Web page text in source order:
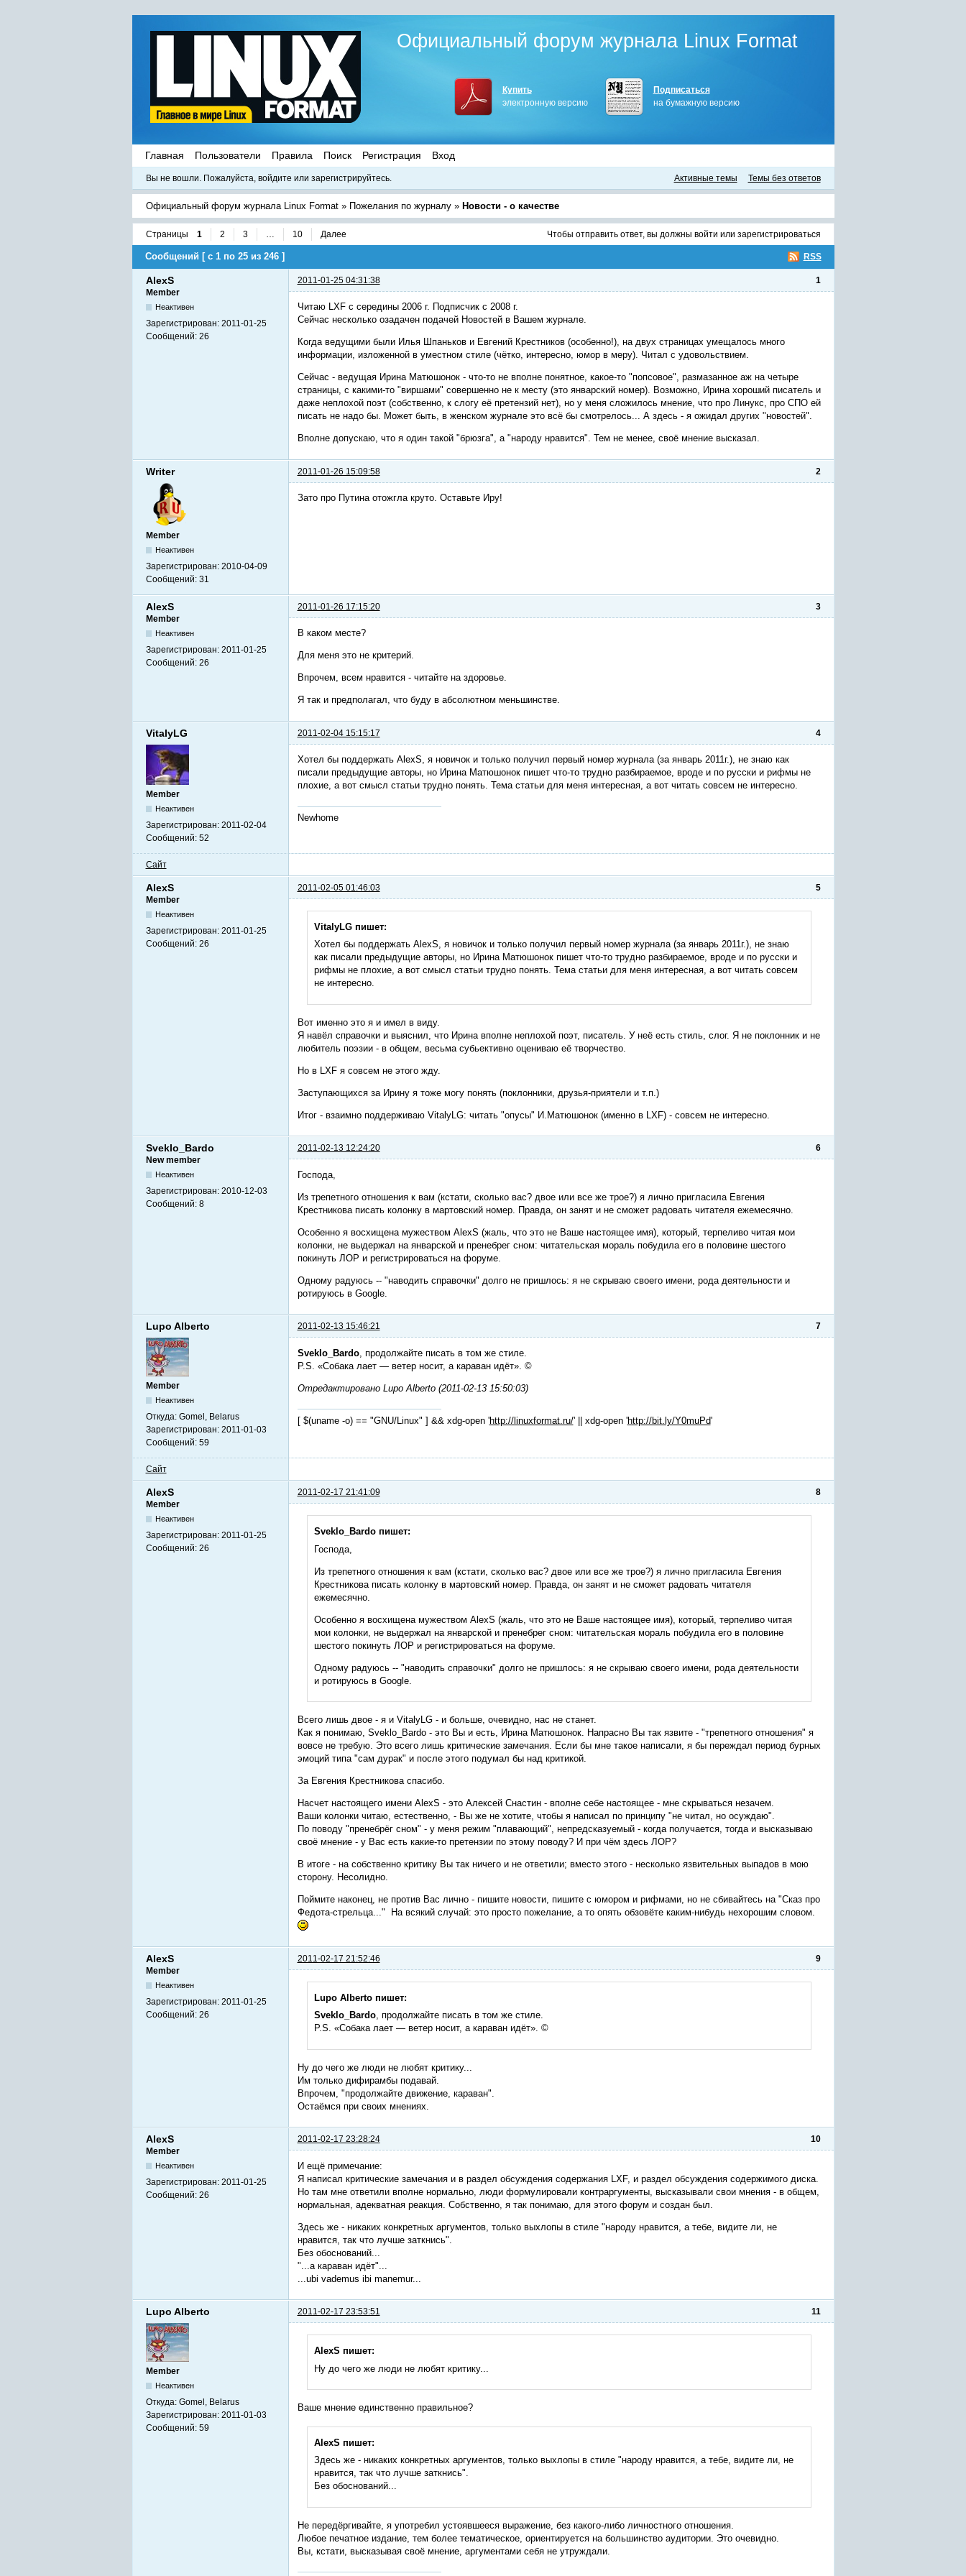
Официальный форум журнала Linux Format
Купить
электронную версию
Подписаться
на бумажную версию
Главная Пользователи Правила Поиск Регистрация Вход
Вы не вошли. Пожалуйста, войдите или зарегистрируйтесь. Активные темы Темы без ответов
Официальный форум журнала Linux Format » Пожелания по журналу » Новости - о качестве
Страницы 1 2 3 10 Далее Чтобы отправить ответ, вы должны войти или зарегистрироваться
RSS
Сообщений [ с 1 по 25 из 246 ]
1
AlexS
2011-01-25 04:31:38
Member
Неактивен
Зарегистрирован: 2011-01-25
Сообщений: 26
Читаю LXF с середины 2006 г. Подписчик с 2008 г.
Сейчас несколько озадачен подачей Новостей в Вашем журнале.
Когда ведущими были Илья Шпаньков и Евгений Крестников (особенно!), на двух страницах умещалось много
информации, изложенной в уместном стиле (чётко, интересно, юмор в меру). Читал с удовольствием.
Сейчас - ведущая Ирина Матюшонок - что-то не вполне понятное, какое-то "попсовое", размазанное аж на четыре
страницы, с какими-то "виршами" совершенно не к месту (это январский номер). Возможно, Ирина хороший писатель и
даже неплохой поэт (собственно, к слогу её претензий нет), но у меня сложилось мнение, что про Линукс, про СПО ей
писать не надо бы. Может быть, в женском журнале это всё бы смотрелось... А здесь - я ожидал других "новостей".
Вполне допускаю, что я один такой "брюзга", а "народу нравится". Тем не менее, своё мнение высказал.
2
Writer 2011-01-26 15:09:58
Member
Неактивен
Зарегистрирован: 2010-04-09
Сообщений: 31
Зато про Путина отожгла круто. Оставьте Иру!
3
AlexS
2011-01-26 17:15:20
Member
Неактивен
Зарегистрирован: 2011-01-25
Сообщений: 26
В каком месте?
Для меня это не критерий.
Впрочем, всем нравится - читайте на здоровье.
Я так и предполагал, что буду в абсолютном меньшинстве.
4
VitalyLG 2011-02-04 15:15:17
Member
Неактивен
Зарегистрирован: 2011-02-04
Сообщений: 52
Хотел бы поддержать AlexS, я новичок и только получил первый номер журнала (за январь 2011г.), не знаю как
писали предыдущие авторы, но Ирина Матюшонок пишет что-то трудно разбираемое, вроде и по русски и рифмы не
плохие, а вот смысл статьи трудно понять. Тема статьи для меня интересная, а вот читать совсем не интересно.
Newhome
Сайт
5
AlexS
2011-02-05 01:46:03
Member
Неактивен
Зарегистрирован: 2011-01-25
Сообщений: 26
VitalyLG пишет:
Хотел бы поддержать AlexS, я новичок и только получил первый номер журнала (за январь 2011г.), не знаю
как писали предыдущие авторы, но Ирина Матюшонок пишет что-то трудно разбираемое, вроде и по русски и
рифмы не плохие, а вот смысл статьи трудно понять. Тема статьи для меня интересная, а вот читать совсем
не интересно.
Вот именно это я и имел в виду.
Я навёл справочки и выяснил, что Ирина вполне неплохой поэт, писатель. У неё есть стиль, слог. Я не поклонник и не
любитель поэзии - в общем, весьма субьективно оцениваю её творчество.
Но в LXF я совсем не этого жду.
Заступающихся за Ирину я тоже могу понять (поклонники, друзья-приятели и т.п.)
Итог - взаимно поддерживаю VitalyLG: читать "опусы" И.Матюшонок (именно в LXF) - совсем не интересно.
6
Sveklo_Bardo
2011-02-13 12:24:20
New member
Неактивен
Зарегистрирован: 2010-12-03
Сообщений: 8
Господа,
Из трепетного отношения к вам (кстати, сколько вас? двое или все же трое?) я лично пригласила Евгения
Крестникова писать колонку в мартовский номер. Правда, он занят и не сможет радовать читателя ежемесячно.
Особенно я восхищена мужеством AlexS (жаль, что это не Ваше настоящее имя), который, терпеливо читая мои
колонки, не выдержал на январской и пренебрег сном: читательская мораль побудила его в половине шестого
покинуть ЛОР и регистрироваться на форуме.
Одному радуюсь -- "наводить справочки" долго не пришлось: я не скрываю своего имени, рода деятельности и
ротируюсь в Google.
7
Lupo Alberto 2011-02-13 15:46:21
Member
Неактивен
Откуда: Gomel, Belarus
Зарегистрирован: 2011-01-03
Сообщений: 59
Sveklo_Bardo, продолжайте писать в том же стиле.
P.S. «Собака лает — ветер носит, а караван идёт». ©
Отредактировано Lupo Alberto (2011-02-13 15:50:03)
[ $(uname -o) == "GNU/Linux" ] && xdg-open 'http://linuxformat.ru/' || xdg-open 'http://bit.ly/Y0muPd'
Сайт
8
AlexS
2011-02-17 21:41:09
Member
Неактивен
Зарегистрирован: 2011-01-25
Сообщений: 26
Sveklo_Bardo пишет:
Господа,
Из трепетного отношения к вам (кстати, сколько вас? двое или все же трое?) я лично пригласила Евгения
Крестникова писать колонку в мартовский номер. Правда, он занят и не сможет радовать читателя
ежемесячно.
Особенно я восхищена мужеством AlexS (жаль, что это не Ваше настоящее имя), который, терпеливо читая
мои колонки, не выдержал на январской и пренебрег сном: читательская мораль побудила его в половине
шестого покинуть ЛОР и регистрироваться на форуме.
Одному радуюсь -- "наводить справочки" долго не пришлось: я не скрываю своего имени, рода деятельности
и ротируюсь в Google.
Всего лишь двое - я и VitalyLG - и больше, очевидно, нас не станет.
Как я понимаю, Sveklo_Bardo - это Вы и есть, Ирина Матюшонок. Напрасно Вы так язвите - "трепетного отношения" я
вовсе не требую. Это всего лишь критические замечания. Если бы мне такое написали, я бы переждал период бурных
эмоций типа "сам дурак" и после этого подумал бы над критикой.
За Евгения Крестникова спасибо.
Насчет настоящего имени AlexS - это Алексей Снастин - вполне себе настоящее - мне скрываться незачем.
Ваши колонки читаю, естественно, - Вы же не хотите, чтобы я написал по принципу "не читал, но осуждаю".
По поводу "пренебрёг сном" - у меня режим "плавающий", непредсказуемый - когда получается, тогда и высказываю
своё мнение - у Вас есть какие-то претензии по этому поводу? И при чём здесь ЛОР?
В итоге - на собственно критику Вы так ничего и не ответили; вместо этого - несколько язвительных выпадов в мою
сторону. Несолидно.
Поймите наконец, не против Вас лично - пишите новости, пишите с юмором и рифмами, но не сбивайтесь на "Сказ про
Федота-стрельца..." На всякий случай: это просто пожелание, а то опять обзовёте каким-нибудь нехорошим словом.
9
AlexS
2011-02-17 21:52:46
Member
Неактивен
Зарегистрирован: 2011-01-25
Сообщений: 26
Lupo Alberto пишет:
Sveklo_Bardo, продолжайте писать в том же стиле.
P.S. «Собака лает — ветер носит, а караван идёт». ©
Ну до чего же люди не любят критику...
Им только дифирамбы подавай.
Впрочем, "продолжайте движение, караван".
Остаёмся при своих мнениях.
10
AlexS
2011-02-17 23:28:24
Member
Неактивен
Зарегистрирован: 2011-01-25
Сообщений: 26
И ещё примечание:
Я написал критические замечания и в раздел обсуждения содержания LXF, и раздел обсуждения содержимого диска.
Но там мне ответили вполне нормально, люди формулировали контраргументы, высказывали свои мнения - в общем,
нормальная, адекватная реакция. Собственно, я так понимаю, для этого форум и создан был.
Здесь же - никаких конкретных аргументов, только выхлопы в стиле "народу нравится, а тебе, видите ли, не
нравится, так что лучше заткнись".
Без обоснований...
"...а караван идёт"...
...ubi vademus ibi manemur...
11
Lupo Alberto 2011-02-17 23:53:51
Member
Неактивен
Откуда: Gomel, Belarus
Зарегистрирован: 2011-01-03
Сообщений: 59
AlexS пишет:
Ну до чего же люди не любят критику...
Ваше мнение единственно правильное?
AlexS пишет:
Здесь же - никаких конкретных аргументов, только выхлопы в стиле "народу нравится, а тебе, видите ли, не
нравится, так что лучше заткнись".
Без обоснований...
Не передёргивайте, я употребил устоявшееся выражение, без какого-либо личностного отношения.
Любое печатное издание, тем более тематическое, ориентируется на большинство аудитории. Это очевидно.
Вы, кстати, высказывая своё мнение, аргументами себя не утруждали.